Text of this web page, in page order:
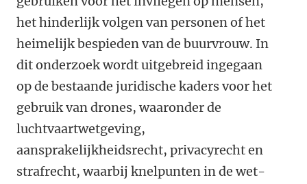
het hinderlijk volgen van personen of het
heimelijk bespieden van de buurvrouw. In
dit onderzoek wordt uitgebreid ingegaan
op de bestaande juridische kaders voor het
gebruik van drones, waaronder de
luchtvaartwetgeving,
aansprakelijkheidsrecht, privacyrecht en
strafrecht, waarbij knelpunten in de wet-